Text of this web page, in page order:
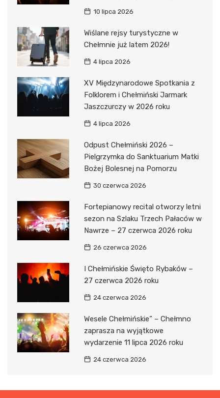
10 lipca 2026
Wiślane rejsy turystyczne w
Chełmnie już latem 2026!
4 lipca 2026
XV Międzynarodowe Spotkania z
Folklorem i Chełmiński Jarmark
Jaszczurczy w 2026 roku
4 lipca 2026
Odpust Chełmiński 2026 –
Pielgrzymka do Sanktuarium Matki
Bożej Bolesnej na Pomorzu
30 czerwca 2026
Fortepianowy recital otworzy letni
sezon na Szlaku Trzech Pałaców w
Nawrze – 27 czerwca 2026 roku
26 czerwca 2026
I Chełmińskie Święto Rybaków –
27 czerwca 2026 roku
24 czerwca 2026
Wesele Chełmińskie” – Chełmno
zaprasza na wyjątkowe
wydarzenie 11 lipca 2026 roku
24 czerwca 2026